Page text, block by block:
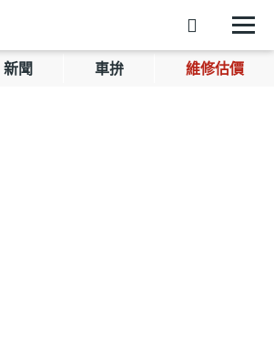
新聞 車拚 維修估價